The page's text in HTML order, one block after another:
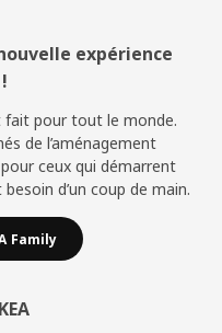
expérience
fait pour tout le monde.
de l’aménagement
ceux qui démarrent
d’un coup de main.
Family